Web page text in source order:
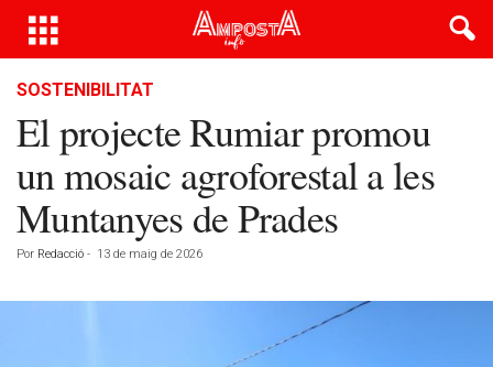
SOSTENIBILITAT
El projecte Rumiar promou
un mosaic agroforestal a les
Muntanyes de Prades
Por Redacció - 13 de maig de 2026